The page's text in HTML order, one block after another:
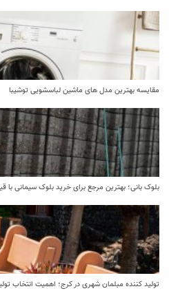
مقایسه بهترین مدل ‌های ماشین لباسشویی توشیبا
بلوک بانی؛ بهترین مرجع برای خرید بلوک سیمانی
تولید کننده مبلمان شهری در کرج؛ اهمیت انتخاب